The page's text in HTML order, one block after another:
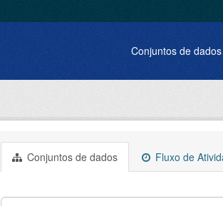
Conjuntos de dados
Conjuntos de dados Fluxo de